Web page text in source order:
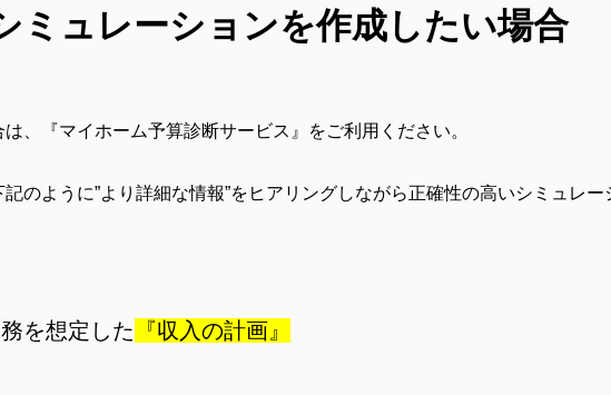
ミュレーションを作成したい場合
、『マイホーム予算診断サービス』をご利用ください。
のように”より詳細な情報”をヒアリングしながら正確性の高いシミュレー
を想定した 『収入の計画』